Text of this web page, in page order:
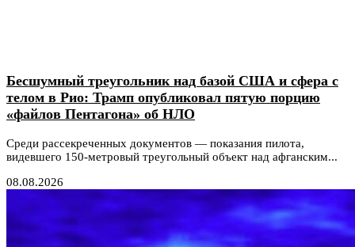
Бесшумный треугольник над базой США и сфера с
телом в Рио: Трамп опубликовал пятую порцию
«файлов Пентагона» об НЛО
Среди рассекреченных документов — показания пилота,
видевшего 150-метровый треугольный объект над афганским...
08.08.2026